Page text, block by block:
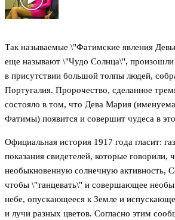
Так называемые \"Фатимские явления
еще называют \"Чудо Солнца\", произошли
в присутствии большой толпы людей,
Португалия. Пророчество, сделанное
состояло в том, что Дева Мария
Фатимы) появится и совершит чудеса в
Официальная история 1917 года гласит:
показания свидетелей, которые говорили,
необыкновенную солнечную активность,
чтобы \"танцевать\" и совершающее
небе, опускающееся к Земле и
и лучи разных цветов. Согласно этим